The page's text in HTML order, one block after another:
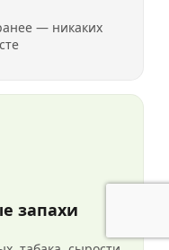
— никаких
запахи